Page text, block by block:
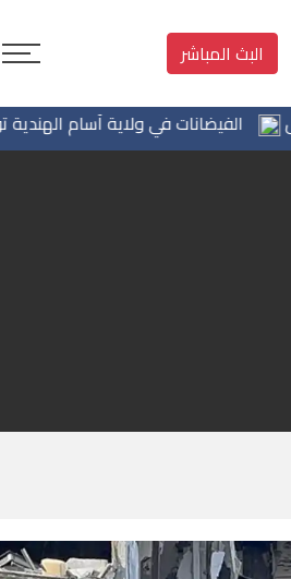
البث المباشر
الفيضانات في ولاية آسام الهندية تودي بـ98 شخصاً